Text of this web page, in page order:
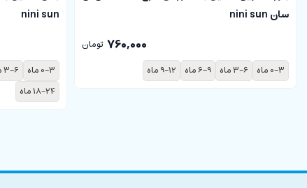
سان nini sun
760,000 تومان
0-3 ماه
3-6 ماه 6-9 ماه 9-12 ماه
nini sun
0-3 ماه
3-6 ماه
18-24 ماه